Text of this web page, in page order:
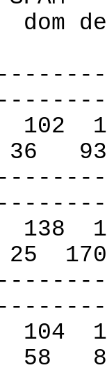
dom
102
36
93
138
25
170
104
58